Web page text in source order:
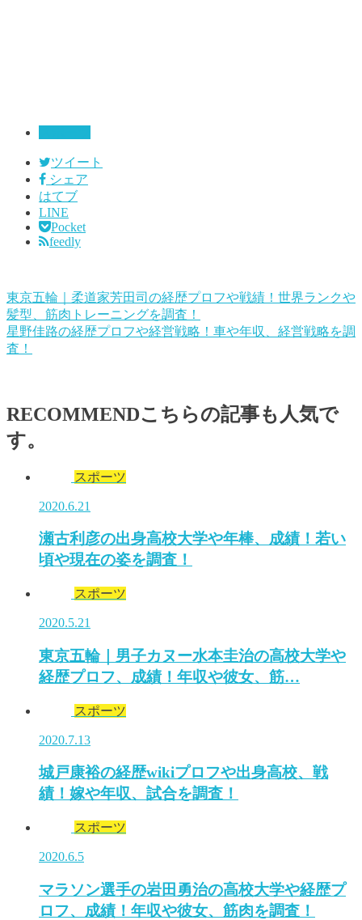
ツイート
シェア
はてブ
LINE
Pocket
feedly
東京五輪｜柔道家芳田司の経歴プロフや戦績！世界ランクや
髪型、筋肉トレーニングを調査！
星野佳路の経歴プロフや経営戦略！車や年収、経営戦略を調
査！
RECOMMENDこちらの記事も人気で
す。
スポーツ
2020.6.21
瀬古利彦の出身高校大学や年棒、成績！若い
頃や現在の姿を調査！
スポーツ
2020.5.21
東京五輪｜男子カヌー水本圭治の高校大学や
経歴プロフ、成績！年収や彼女、筋…
スポーツ
2020.7.13
城戸康裕の経歴wikiプロフや出身高校、戦
績！嫁や年収、試合を調査！
スポーツ
2020.6.5
マラソン選手の岩田勇治の高校大学や経歴プ
ロフ、成績！年収や彼女、筋肉を調査！